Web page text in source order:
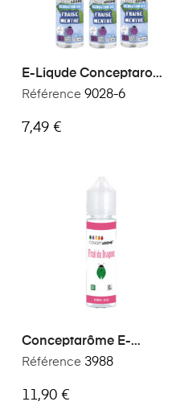
E-Liqude Conceptarome
Sensation Ice Fraise
Référence 9028-6
7,49 €
Conceptarôme E-
Liquide Fruits Du Dragon
Référence 3988
11,90 €